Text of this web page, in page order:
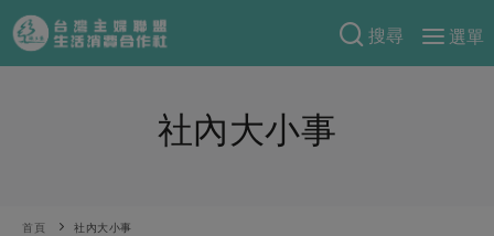
搜尋
選單
產品分類
米食
社內大小事
首頁 社內大小事